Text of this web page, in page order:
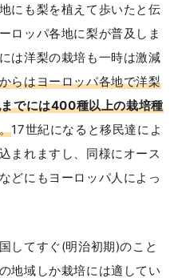
にも梨を植えて歩いたと伝
ロッパ各地に梨が普及しま
は洋梨の栽培も一時は激減
らはヨーロッパ各地で洋梨
でには400種以上の栽培種
17世紀になると移民達によ
まれますし、同様にオース
どにもヨーロッパ人によっ
してすぐ(明治初期)のこと
地域しか栽培には適してい